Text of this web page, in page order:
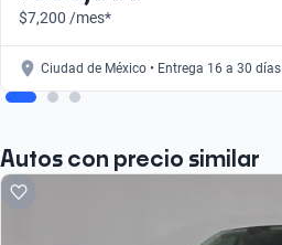
$7,200 /mes*
Ciudad de México • Entrega 16 a 30 días
Autos con precio similar